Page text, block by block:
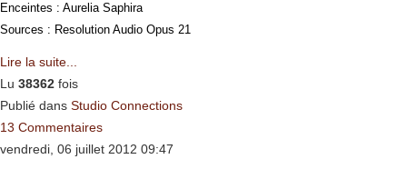
Enceintes : Aurelia Saphira
Sources : Resolution Audio Opus 21
Lire la suite...
Lu 38362 fois
Publié dans Studio Connections
13 Commentaires
vendredi, 06 juillet 2012 09:47